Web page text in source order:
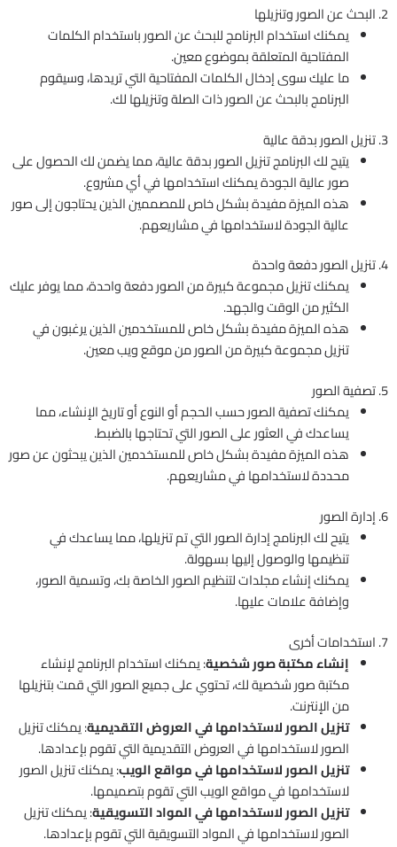
2. البحث عن الصور وتنزيلها
يمكنك استخدام البرنامج للبحث عن الصور باستخدام الكلمات
المفتاحية المتعلقة بموضوع معين.
ما عليك سوى إدخال الكلمات المفتاحية التي تريدها، وسيقوم
البرنامج بالبحث عن الصور ذات الصلة وتنزيلها لك.
3. تنزيل الصور بدقة عالية
يتيح لك البرنامج تنزيل الصور بدقة عالية، مما يضمن لك الحصول على
صور عالية الجودة يمكنك استخدامها في أي مشروع.
هذه الميزة مفيدة بشكل خاص للمصممين الذين يحتاجون إلى صور
عالية الجودة لاستخدامها في مشاريعهم.
4. تنزيل الصور دفعة واحدة
يمكنك تنزيل مجموعة كبيرة من الصور دفعة واحدة، مما يوفر عليك
الكثير من الوقت والجهد.
هذه الميزة مفيدة بشكل خاص للمستخدمين الذين يرغبون في
تنزيل مجموعة كبيرة من الصور من موقع ويب معين.
5. تصفية الصور
يمكنك تصفية الصور حسب الحجم أو النوع أو تاريخ الإنشاء، مما
يساعدك في العثور على الصور التي تحتاجها بالضبط.
هذه الميزة مفيدة بشكل خاص للمستخدمين الذين يبحثون عن صور
محددة لاستخدامها في مشاريعهم.
6. إدارة الصور
يتيح لك البرنامج إدارة الصور التي تم تنزيلها، مما يساعدك في
تنظيمها والوصول إليها بسهولة.
يمكنك إنشاء مجلدات لتنظيم الصور الخاصة بك، وتسمية الصور،
وإضافة علامات عليها.
7. استخدامات أخرى
إنشاء مكتبة صور شخصية: يمكنك استخدام البرنامج لإنشاء
مكتبة صور شخصية لك، تحتوي على جميع الصور التي قمت بتنزيلها
من الإنترنت.
تنزيل الصور لاستخدامها في العروض التقديمية: يمكنك تنزيل
الصور لاستخدامها في العروض التقديمية التي تقوم بإعدادها.
تنزيل الصور لاستخدامها في مواقع الويب: يمكنك تنزيل الصور
لاستخدامها في مواقع الويب التي تقوم بتصميمها.
تنزيل الصور لاستخدامها في المواد التسويقية: يمكنك تنزيل
الصور لاستخدامها في المواد التسويقية التي تقوم بإعدادها.